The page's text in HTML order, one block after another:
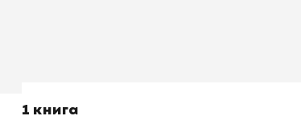
1 книга